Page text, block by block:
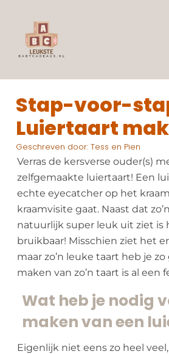
inhoud
Stap-voor-
Luiertaart
Geschreven door: Tess en Pien
Verras de kersverse ouder(s)
zelfgemaakte luiertaart! Een
echte eyecatcher op het
kraamvisite gaat. Naast dat
natuurlijk super leuk uit ziet is
bruikbaar! Misschien ziet het
maar zo’n leuke taart heb je
maken van zo’n taart is al een
Wat heb je nodig
maken van een
Eigenlijk niet eens zo heel
e